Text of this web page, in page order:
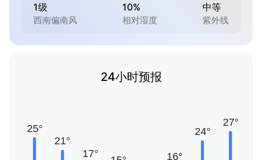
1级
西南偏南风
10%
相对湿度
中等
紫外线
24小时预报